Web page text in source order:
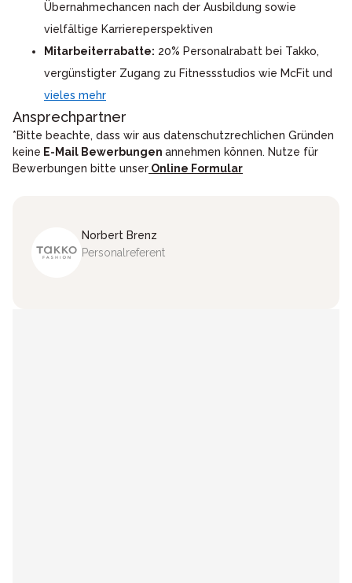
Übernahmechancen nach der Ausbildung sowie
vielfältige Karriereperspektiven
Mitarbeiterrabatte: 20% Personalrabatt bei Takko,
vergünstigter Zugang zu Fitnessstudios wie McFit und
vieles mehr
Ansprechpartner
*Bitte beachte, dass wir aus datenschutzrechlichen Gründen
keine E-Mail Bewerbungen annehmen können. Nutze für
Bewerbungen bitte unser Online Formular
Norbert Brenz
Personalreferent